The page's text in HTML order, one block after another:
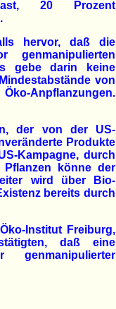
20 Prozent
hervor, daß die
gebe darin keine
von
Anpflanzungen.
der von der US-
Produkte
Kampagne, durch
könne der
wird über Bio-
bereits durch
Institut Freiburg,
daß eine
genmanipulierter